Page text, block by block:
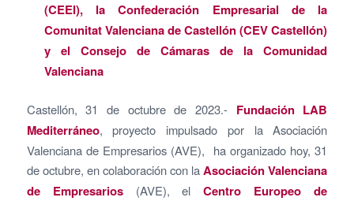
(CEEI), la Confederación Empresarial de la
Comunitat Valenciana de Castellón (CEV Castellón)
y el Consejo de Cámaras de la Comunidad
Valenciana
Castellón, 31 de octubre de 2023.- Fundación LAB
Mediterráneo, proyecto impulsado por la Asociación
Valenciana de Empresarios (AVE), ha organizado hoy, 31
de octubre, en colaboración con laAsociación Valenciana
de Empresarios (AVE), el Centro Europeo de